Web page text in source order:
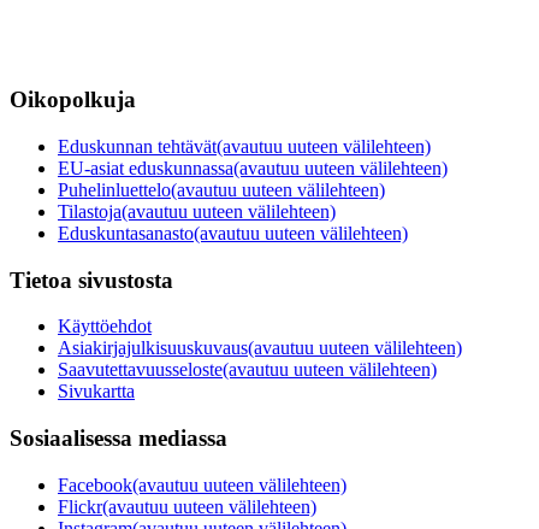
Oikopolkuja
Eduskunnan tehtävät(avautuu uuteen välilehteen)
EU-asiat eduskunnassa(avautuu uuteen välilehteen)
Puhelinluettelo(avautuu uuteen välilehteen)
Tilastoja(avautuu uuteen välilehteen)
Eduskuntasanasto(avautuu uuteen välilehteen)
Tietoa sivustosta
Käyttöehdot
Asiakirjajulkisuuskuvaus(avautuu uuteen välilehteen)
Saavutettavuusseloste(avautuu uuteen välilehteen)
Sivukartta
Sosiaalisessa mediassa
Facebook(avautuu uuteen välilehteen)
Flickr(avautuu uuteen välilehteen)